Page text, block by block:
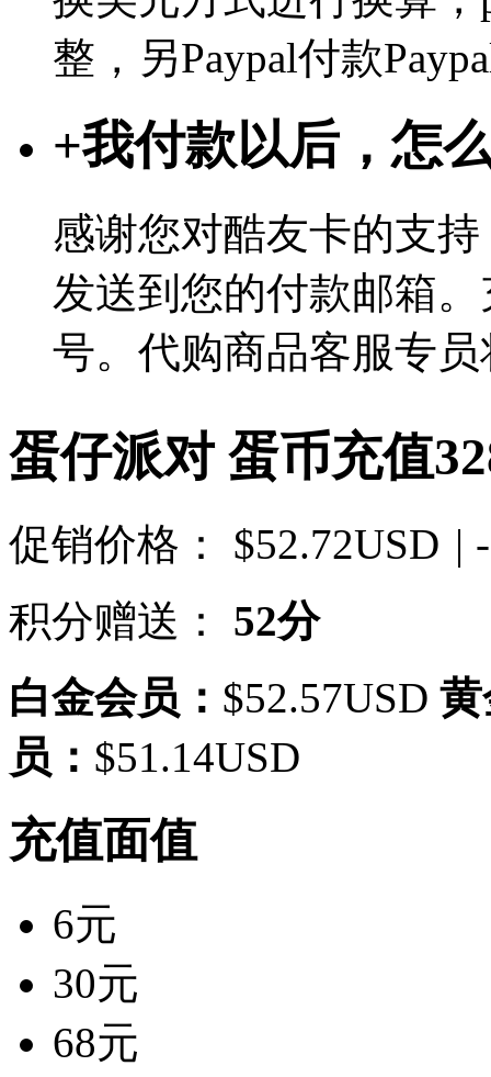
整，另Paypal付款
+我付款以后，怎
感谢您对酷友卡的支
发送到您的付款邮箱
号。代购商品客服专
蛋仔派对 蛋币充值
促销价格： $52.72USD |
积分赠送：
52分
白金会员： $52.57USD
员： $51.14USD
充值面值
6元
30元
68元